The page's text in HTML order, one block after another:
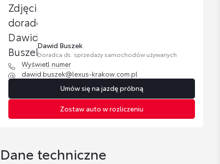
Dawid Buszek
Doradca ds. sprzedaży samochodów używanych
Wyświetl numer
dawid.buszek@lexus-krakow.com.pl
Umów się na jazdę próbną
Zostaw auto w rozliczeniu
Dane techniczne